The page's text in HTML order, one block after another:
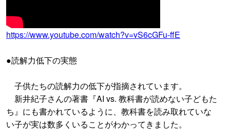
https://www.youtube.com/watch?v=vS6cGFu-ffE
●読解力低下の実態
子供たちの読解力の低下が指摘されています。
新井紀子さんの著書『AI vs. 教科書が読めない子どもた
ち』にも書かれているように、教科書を読み取れていな
い子が実は数多くいることがわかってきました。